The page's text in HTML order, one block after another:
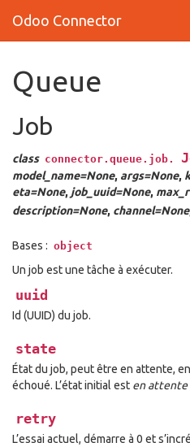
Odoo Connector
Queue
Job
class connector.queue.job.
model_name=None, args=None,
eta=None, job_uuid=None,
description=None, channel=None
Bases : object
Un job est une tâche à exécuter.
uuid
Id (UUID) du job.
state
État du job, peut être en attente,
échoué. L’état initial est en attente
retry
L’essai actuel, démarre à 0 et